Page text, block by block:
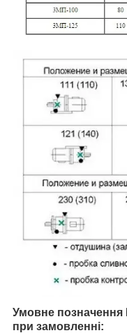
Умовне
при замовленні: